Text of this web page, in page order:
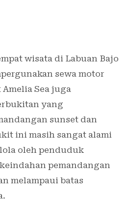
wisata di Labuan Bajo
sewa motor
Sea juga
yang
sunset dan
ini masih sangat alami
oleh penduduk
pemandangan
melampaui batas